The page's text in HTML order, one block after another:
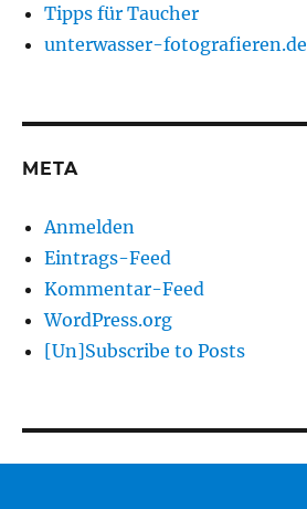
Tipps für Taucher
unterwasser-fotografieren.de
META
Anmelden
Eintrags-Feed
Kommentar-Feed
WordPress.org
[Un]Subscribe to Posts